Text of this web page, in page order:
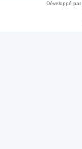
Développé par